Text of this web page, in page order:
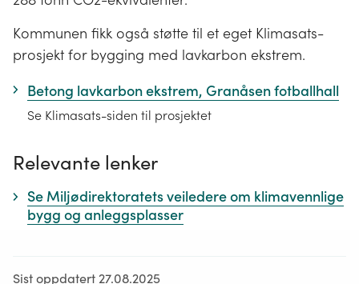
Kommunen fikk også støtte til et eget Klimasats-
prosjekt for bygging med lavkarbon ekstrem.
Betong lavkarbon ekstrem, Granåsen fotballhall
Se Klimasats-siden til prosjektet
Relevante lenker
Se Miljødirektoratets veiledere om klimavennlige
bygg og anleggsplasser
Sist oppdatert 27.08.2025